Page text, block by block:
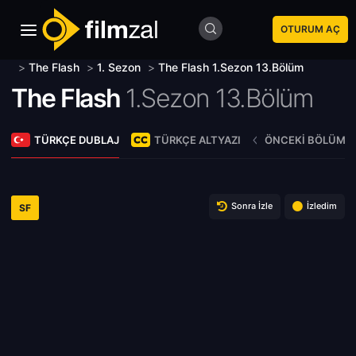
OTURUM AÇ
> The Flash > 1. Sezon > The Flash 1.Sezon 13.Bölüm
The Flash 1.Sezon 13.Bölüm
TÜRKÇE DUBLAJ TÜRKÇE ALTYAZI ÖNCEKI BÖLÜM
SF Sonra İzle İzledim